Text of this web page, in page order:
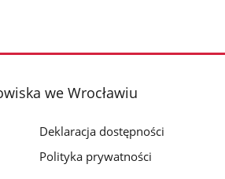
we Wrocławiu
Deklaracja dostępności
Polityka prywatności